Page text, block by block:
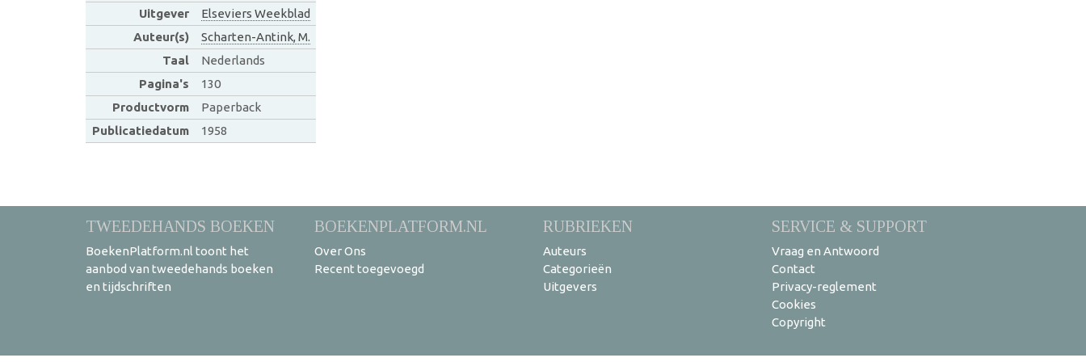
Uitgever
Elseviers Weekblad
Auteur(s)
Scharten-Antink, M.
Taal
Nederlands
Pagina's
130
Productvorm
Paperback
Publicatiedatum
1958
TWEEDEHANDS BOEKEN
BoekenPlatform.nl toont het
aanbod van tweedehands boeken
en tijdschriften
BOEKENPLATFORM.NL
Over Ons
Recent toegevoegd
RUBRIEKEN
Auteurs
Categorieën
Uitgevers
SERVICE & SUPPORT
Vraag en Antwoord
Contact
Privacy-reglement
Cookies
Copyright